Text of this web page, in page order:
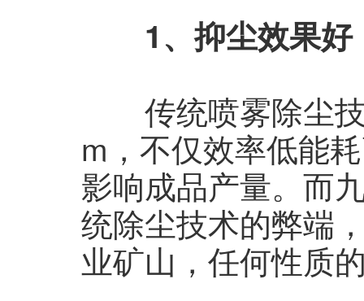
1、抑尘效果好
传统喷雾除尘技
m，不仅效率低能
影响成品产量。而
统除尘技术的弊端
业矿山，任何性质